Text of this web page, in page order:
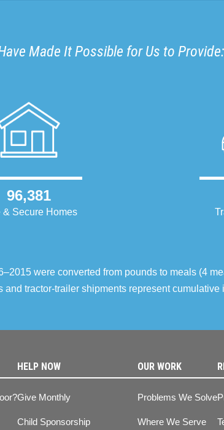
Made It Possible for Us to Provide:
96,381
& Secure Homes
were converted from pounds to meals (4
tractor-trailer shipments represent cumulative
HELP NOW
Give Monthly
Child Sponsorship
OUR WORK
Problems We Solve
Where We Serve